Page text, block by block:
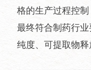
格的生产过程控
最终符合制药行
纯度、可提取物释